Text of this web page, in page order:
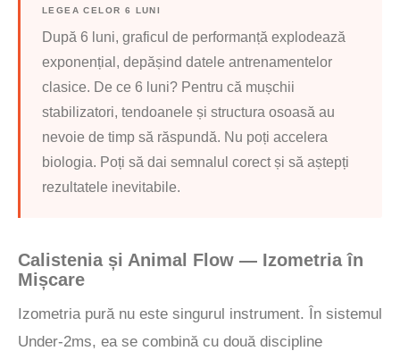
LEGEA CELOR 6 LUNI
După 6 luni, graficul de performanță explodează
exponențial, depășind datele antrenamentelor
clasice. De ce 6 luni? Pentru că mușchii
stabilizatori, tendoanele și structura osoasă au
nevoie de timp să răspundă. Nu poți accelera
biologia. Poți să dai semnalul corect și să aștepți
rezultatele inevitabile.
Calistenia și Animal Flow — Izometria în
Mișcare
Izometria pură nu este singurul instrument. În sistemul
Under-2ms, ea se combină cu două discipline